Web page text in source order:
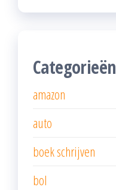
Categorieën
amazon
auto
boek schrijven
bol